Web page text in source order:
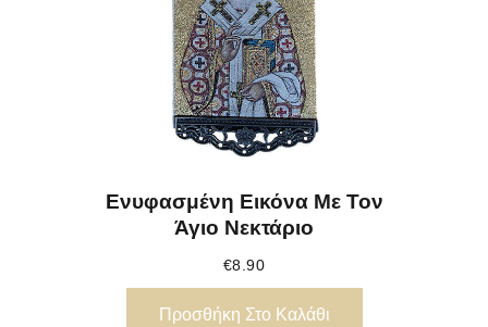
Ενυφασμένη Εικόνα Με Τον
Άγιο Νεκτάριο
€8.90
Προσθήκη Στο Καλάθι